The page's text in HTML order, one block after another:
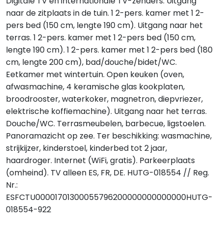
naar de zitplaats in de tuin. 1 2-pers. kamer met 1 2-
pers bed (150 cm, lengte 190 cm). Uitgang naar het
terras. 1 2-pers. kamer met 1 2-pers bed (150 cm,
lengte 190 cm). 1 2-pers. kamer met 1 2-pers bed (180
cm, lengte 200 cm), bad/douche/bidet/WC.
Eetkamer met wintertuin. Open keuken (oven,
afwasmachine, 4 keramische glas kookplaten,
broodrooster, waterkoker, magnetron, diepvriezer,
elektrische koffiemachine). Uitgang naar het terras.
Douche/WC. Terrasmeubelen, barbecue, ligstoelen.
Panoramazicht op zee. Ter beschikking: wasmachine,
strijkijzer, kinderstoel, kinderbed tot 2 jaar,
haardroger. Internet (WiFi, gratis). Parkeerplaats
(omheind). TV alleen ES, FR, DE. HUTG-018554 // Reg.
Nr.:
ESFCTU00001701300055796200000000000000HUTG-
018554-922